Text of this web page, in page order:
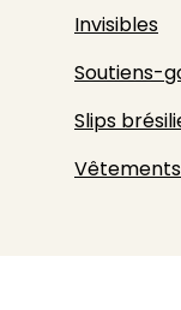
Invisibles
Soutiens-
Slips